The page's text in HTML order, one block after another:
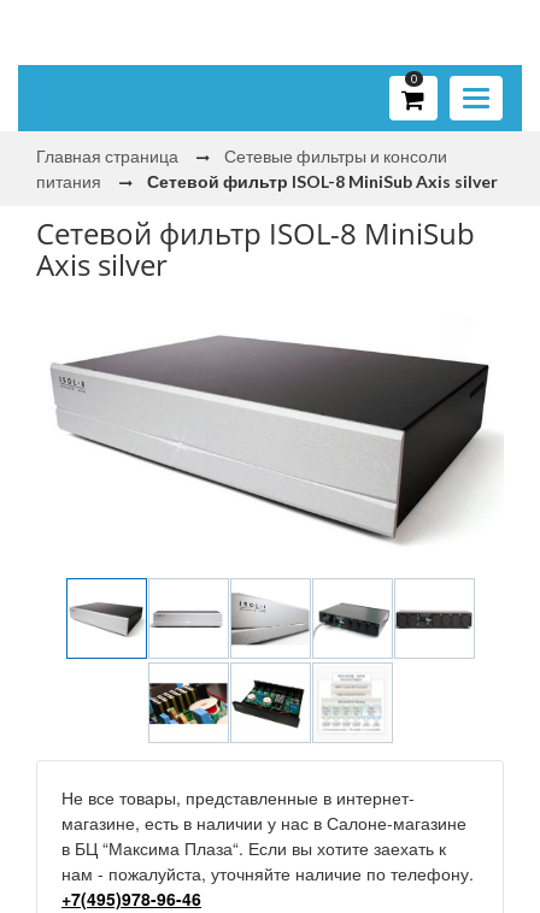
Toggle
0
Главная страница
Сетевые фильтры и консоли
питания
Сетевой фильтр ISOL-8 MiniSub Axis silver
Сетевой фильтр ISOL-8 MiniSub
Axis silver
Не все товары, представленные в интернет-
магазине, есть в наличии у нас в Салоне-магазине
в БЦ “Максима Плаза“. Если вы хотите заехать к
нам - пожалуйста, уточняйте наличие по телефону.
+7(495)978-96-46